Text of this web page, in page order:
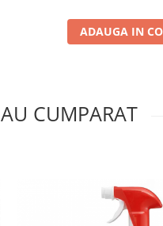
ADAUGA IN
CUMPARAT